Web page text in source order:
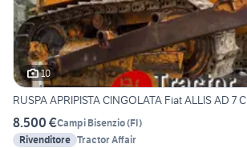
10
RUSPA APRIPISTA CINGOLATA Fiat ALLIS AD 7 C
8.500 €Campi Bisenzio(FI)
Rivenditore Tractor Affair